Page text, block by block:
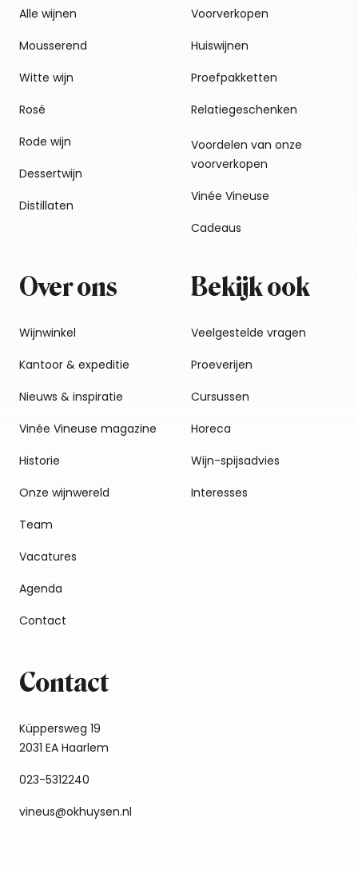
Alle wijnen
Mousserend
Witte wijn
Rosé
Rode wijn
Dessertwijn
Distillaten
Voorverkopen
Huiswijnen
Proefpakketten
Relatiegeschenken
Voordelen van onze
voorverkopen
Vinée Vineuse
Cadeaus
Over ons
Wijnwinkel
Kantoor & expeditie
Nieuws & inspiratie
Vinée Vineuse magazine
Historie
Onze wijnwereld
Team
Vacatures
Agenda
Contact
Bekijk ook
Veelgestelde vragen
Proeverijen
Cursussen
Horeca
Wijn-spijsadvies
Interesses
Contact
Küppersweg 19
2031 EA Haarlem
023-5312240
vineus@okhuysen.nl